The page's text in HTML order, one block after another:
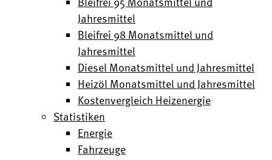
Jahresmittel
Bleifrei 98 Monatsmittel und
Jahresmittel
Diesel Monatsmittel und Jahresmittel
Heizöl Monatsmittel und Jahresmittel
Kostenvergleich Heizenergie
Statistiken
Energie
Fahrzeuge